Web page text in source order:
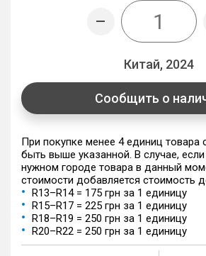
Китай, 2024
Сообщить о
При покупке менее 4 единиц товара
быть выше указанной. В случае,
нужном городе товара в данный
стоимости добавляется стоимость
R13–R14 = 175 грн за 1 единицу
R15–R17 = 225 грн за 1 единицу
R18–R19 = 250 грн за 1 единицу
R20–R22 = 250 грн за 1 единицу